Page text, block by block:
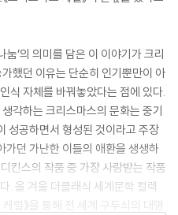
눔’의 의미를 담은 이 이야기가 크리
했던 이유는 단순히 인기뿐만이 아
식 자체를 바꿔놓았다는 점에 있다.
각하는 크리스마스의 문화는 중기
성공하면서 형성된 것이라고 주장
가던 가난한 이들의 애환을 생생하
킨스의 작품 중 가장 사랑받는 작품
. 올 겨울 더클래식 세계문학 컬렉
럴》을 통해 전 세계 구두쇠의 대명